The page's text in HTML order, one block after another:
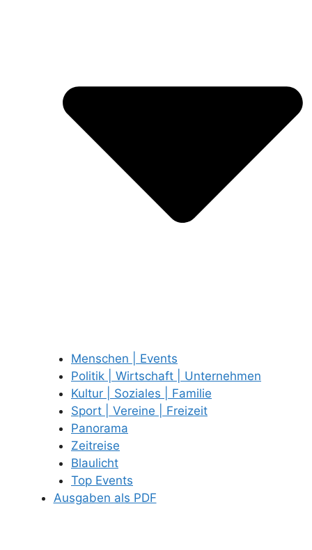
Menschen | Events
Politik | Wirtschaft | Unternehmen
Kultur | Soziales | Familie
Sport | Vereine | Freizeit
Panorama
Zeitreise
Blaulicht
Top Events
Ausgaben als PDF